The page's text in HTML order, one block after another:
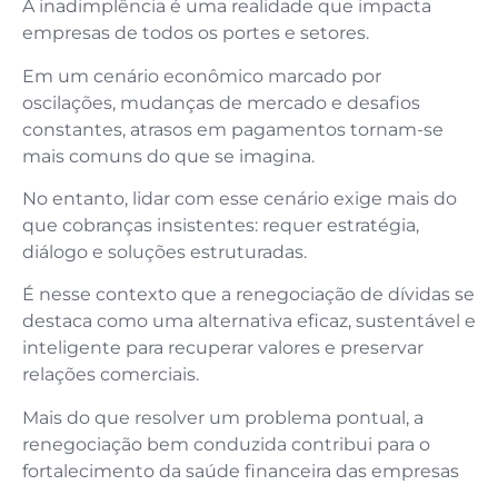
A inadimplência é uma realidade que impacta
empresas de todos os portes e setores.
Em um cenário econômico marcado por
oscilações, mudanças de mercado e desafios
constantes, atrasos em pagamentos tornam-se
mais comuns do que se imagina.
No entanto, lidar com esse cenário exige mais do
que cobranças insistentes: requer estratégia,
diálogo e soluções estruturadas.
É nesse contexto que a renegociação de dívidas se
destaca como uma alternativa eficaz, sustentável e
inteligente para recuperar valores e preservar
relações comerciais.
Mais do que resolver um problema pontual, a
renegociação bem conduzida contribui para o
fortalecimento da saúde financeira das empresas